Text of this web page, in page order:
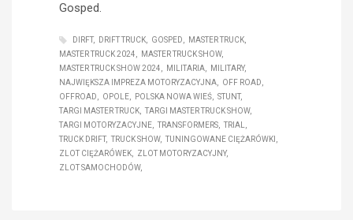
Gosped.
DIRFT DRIFT TRUCK GOSPED
MASTER TRUCK
MASTER TRUCK 2024
MASTER TRUCK SHOW
MASTER TRUCK SHOW 2024
MILITARIA
MILITARY
NAJWIĘKSZA IMPREZA MOTORYZACYJNA
OFF ROAD
OFFROAD
OPOLE POLSKA NOWA WIEŚ
STUNT
TARGI MASTER TRUCK
TARGI MASTER TRUCK SHOW
TARGI MOTORYZACYJNE
TRANSFORMERS
TRIAL
TRUCK DRIFT
TRUCK SHOW
TUNINGOWANE CIĘŻARÓWKI
ZLOT CIĘŻARÓWEK
ZLOT MOTORYZACYJNY
ZLOT SAMOCHODÓW